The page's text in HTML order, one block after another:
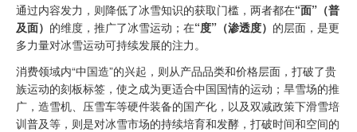
通过内容发力，则降低了冰雪知识的获取门槛，两者都在“面”（普
及面） 的维度，推广了冰雪运动；在“度”（渗透度） 的层面，是更
多力量对冰雪运动可持续发展的注力。
消费领域内“中国造”的兴起，则从产品品类和价格层面，打破了贵
族运动的刻板标签，使之成为更适合中国国情的运动；旱雪场的推
广，造雪机、压雪车等硬件装备的国产化，以及双减政策下滑雪培
训普及等，则是对冰雪市场的持续培育和发酵，打破时间和空间的